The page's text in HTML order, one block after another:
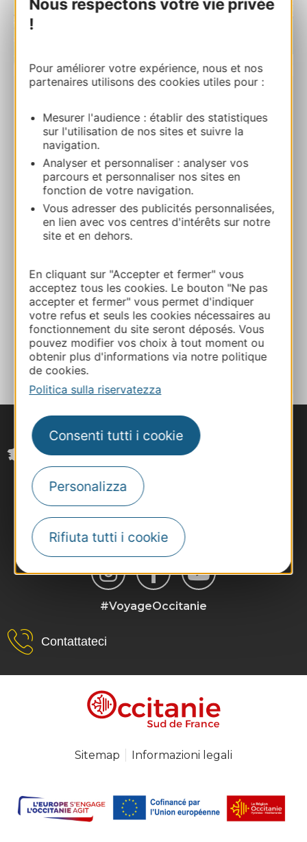
Nous respectons votre vie privée
!
Pour améliorer votre expérience, nous et nos
partenaires utilisons des cookies utiles pour :
Mesurer l'audience : établir des statistiques
sur l'utilisation de nos sites et suivre la
navigation.
Analyser et personnaliser : analyser vos
parcours et personnaliser nos sites en
fonction de votre navigation.
Vous adresser des publicités personnalisées,
en lien avec vos centres d'intérêts sur notre
site et en dehors.
En cliquant sur "Accepter et fermer" vous
acceptez tous les cookies. Le bouton "Ne pas
accepter et fermer" vous permet d'indiquer
votre refus et seuls les cookies nécessaires au
fonctionnement du site seront déposés. Vous
pouvez modifier vos choix à tout moment ou
obtenir plus d'informations via notre politique
de cookies.
Politica sulla riservatezza
Consenti tutti i cookie
Personalizza
Rifiuta tutti i cookie
Église Saint Jacques51 plan Saint Jacques
34500 BEZIERS
Calcola il tuo percorso
06 82 34 45 55
Sito web
AGGIUNGI
AL TACCUINO
#VoyageOccitanie
Contattateci
Sitemap Informazioni legali